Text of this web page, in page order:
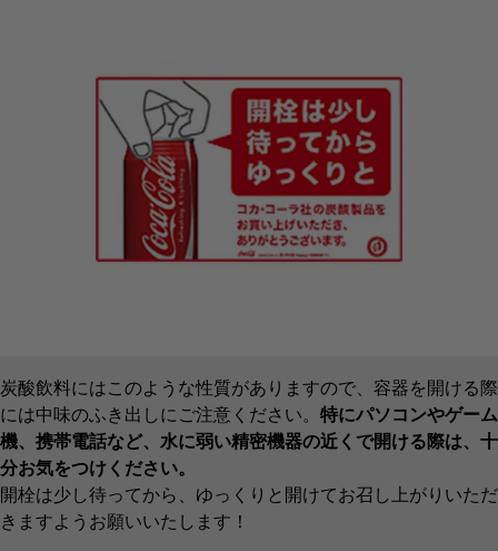
炭酸飲料にはこのような性質がありますので、容器を開ける際
には中味のふき出しにご注意ください。 特にパソコンやゲーム
機、携帯電話など、水に弱い精密機器の近くで開ける際は、十
分お気をつけください。
開栓は少し待ってから、ゆっくりと開けてお召し上がりいただ
きますようお願いいたします！